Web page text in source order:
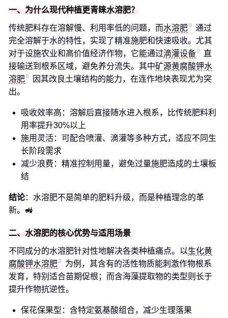
一、为什么现代种植更青睐水溶肥？
传统肥料存在溶解慢、利用率低的问题，而水溶肥
通过
完全溶解于水的特性，实现了精准施肥和快速吸收。尤其
对于设施农业和高价值经济作物，它能通过滴灌设备
直
接输送到根系区域，避免养分流失。其中矿源黄腐酸钾水
溶肥
因其改良土壤结构的能力，在连作地块表现尤为突
出。
吸收效率高：溶解后直接随水进入根系，比传统肥料利
用率提升30%以上
施用灵活：可配合喷灌、滴灌等多种方式，适应不同生
长阶段需求
减少浪费：精准控制用量，避免过量施肥造成的土壤板
结
结论：水溶肥不是简单的肥料升级，而是种植理念的革
新。🚜
二、水溶肥的核心优势与适用场景
不同成分的水溶肥针对性地解决各类种植痛点。以生化黄
腐酸钾水溶肥
为例，其含有的活性物质能刺激作物根系
发育，特别适合苗期促根；而含海藻提取物的类型则长于
提升作物抗逆性。
保花保果型：含特定氨基酸组合，减少生理落果